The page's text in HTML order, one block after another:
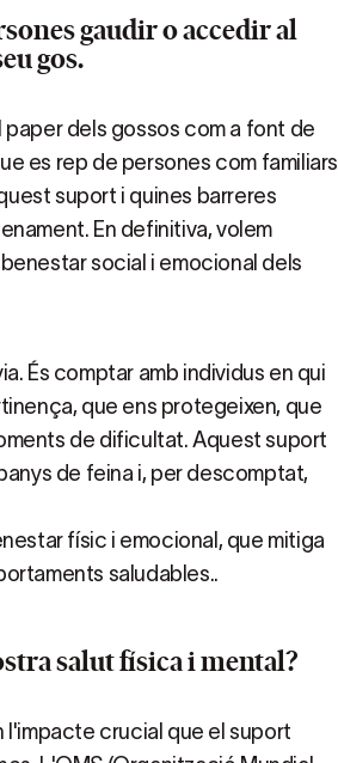
gaudir o accedir al
gos.
dels gossos com a font de
es rep de persones com familiars
suport i quines barreres
En definitiva, volem
social i emocional dels
És comptar amb individus en qui
que ens protegeixen, que
de dificultat. Aquest suport
de feina i, per descomptat,
físic i emocional, que mitiga
saludables..
salut física i mental?
crucial que el suport